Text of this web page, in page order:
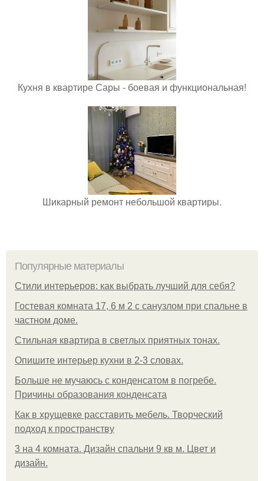
Кухня в квартире Сары - боевая и функциональная!
Шикарный ремонт небольшой квартиры.
Популярные материалы
Стили интерьеров: как выбрать лучший для себя?
Гостевая комната 17, 6 м 2 с санузлом при спальне в
частном доме.
Стильная квартира в светлых приятных тонах.
Опишите интерьер кухни в 2-3 словах.
Больше не мучаюсь с конденсатом в погребе.
Причины образования конденсата
Как в хрущевке расставить мебель. Творческий
подход к пространству
3 на 4 комната. Дизайн спальни 9 кв м. Цвет и
дизайн.